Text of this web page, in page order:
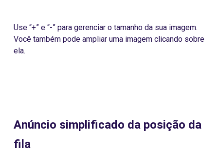
Use “+” e “-” para gerenciar o tamanho da sua imagem.
Você também pode ampliar uma imagem clicando sobre
ela.
Anúncio simplificado da posição da
fila